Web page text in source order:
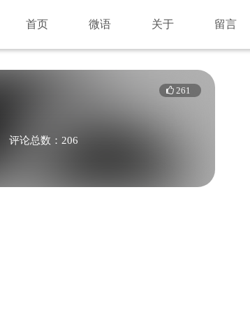
首页 微语 关于 留言
评论总数：206
261